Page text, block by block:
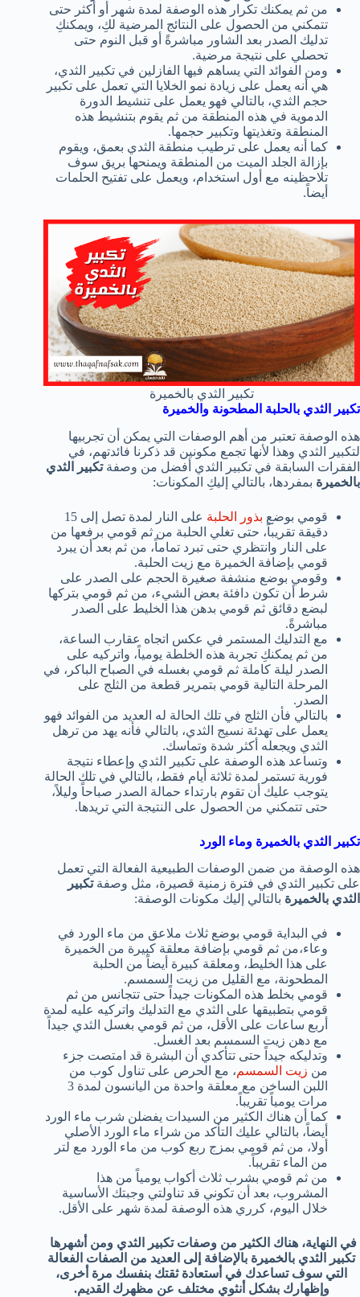
من ثم يمكنك تكرار هذه الوصفة لمدة شهر أو أكثر حتى
تتمكني من الحصول على النتائج المرضية لكِ، ويمكنكِ
تدليك الصدر بعد الشاور مباشرةً أو قبل النوم حتى
تحصلي على نتيجة مرضية.
ومن الفوائد التي يساهم فيها الفازلين في تكبير الثدي،
هي أنه يعمل على زيادة نمو الخلايا التي تعمل على تكبير
حجم الثدي، بالتالي فهو يعمل على تنشيط الدورة
الدموية في هذه المنطقة من ثم يقوم بتنشيط هذه
المنطقة وتغذيتها وتكبير حجمها.
كما أنه يعمل على ترطيب منطقة الثدي بعمق، ويقوم
بإزالة الجلد الميت من المنطقة ويمنحها بريق سوف
تلاحظينه مع أول استخدام، ويعمل على تفتيح الحلمات
أيضاً.
تكبير الثدي بالخميرة
تكبير الثدي بالحلبة المطحونة والخميرة
هذه الوصفة تعتبر من أهم الوصفات التي يمكن أن تجربيها
لتكبير الثدي وهذا لأنها تجمع مكونين قد ذكرنا فائدتهم، في
الفقرات السابقة في تكبير الثدي أفضل من وصفةتكبير الثدي
بالخميرة بمفردها، بالتالي إليكِ المكونات:
قومي بوضع بذور الحلبة
على النار لمدة تصل إلى 15
دقيقة تقريباً، حتى تغلي الحلبة من ثم قومي برفعها من
على النار وانتظري حتى تبرد تماماً، من ثم بعد أن يبرد
قومي بإضافة الخميرة مع زيت الحلبة.
وقومي بوضع منشفة صغيرة الحجم على الصدر على
شرط أن تكون دافئة بعض الشيء، من ثم قومي بتركها
لبضع دقائق ثم قومي بدهن هذا الخليط على الصدر
مباشرةً.
مع التدليك المستمر في عكس اتجاه عقارب الساعة،
من ثم يمكنكِ تجربة هذه الخلطة يومياً، واتركيه على
الصدر ليلة كاملة ثم قومي بغسله في الصباح الباكر، في
المرحلة التالية قومي بتمرير قطعة من الثلج على
الصدر.
بالتالي فأن الثلج في تلك الحالة له العديد من الفوائد فهو
يعمل على تهدئة نسيج الثدي، بالتالي فأنه يهد من ترهل
الثدي ويجعله أكثر شدة وتماسك.
وتساعد هذه الوصفة على تكبير الثدي وإعطاء نتيجة
فورية تستمر لمدة ثلاثة أيام فقط، بالتالي في تلك الحالة
يتوجب عليك أن تقوم بارتداء حمالة الصدر صباحاً وليلاً،
حتى تتمكني من الحصول على النتيجة التي تريدها.
تكبير الثدي بالخميرة وماء الورد
هذه الوصفة من ضمن الوصفات الطبيعية الفعالة التي تعمل
على تكبير الثدي في فترة زمنية قصيرة، مثل وصفةتكبير
الثدي بالخميرة بالتالي إليك مكونات الوصفة:
في البداية قومي بوضع ثلاث ملاعق من ماء الورد في
وعاء،من ثم قومي بإضافة معلقة كبيرة من الخميرة
على هذا الخليط، ومعلقة كبيرة أيضاً من الحلبة
المطحونة، مع القليل من زيت السمسم.
قومي بخلط هذه المكونات جيداً حتى تتجانس من ثم
قومي بتطبيقها على الثدي مع التدليك واتركيه عليه لمدة
أربع ساعات على الأقل، من ثم قومي بغسل الثدي جيداً
مع دهن زيت السمسم بعد الغسل.
وتدليكه جيداً حتى تتأكدي أن البشرة قد امتصت جزء
من زيت السمسم، مع الحرص على تناول كوب من
اللبن الساخن مع معلقة واحدة من اليانسون لمدة 3
مرات يومياً تقريباً.
كما أن هناك الكثير من السيدات يفضلن شرب ماء الورد
أيضاً، بالتالي عليك التأكد من شراء ماء الورد الأصلي
أولا، من ثم قومي بمزج ربع كوب من ماء الورد مع لتر
من الماء تقريباً.
من ثم قومي بشرب ثلاث أكواب يومياً من هذا
المشروب، بعد أن تكوني قد تناولتي وجبتك الأساسية
خلال اليوم، كرري هذه الوصفة لمدة شهر على الأقل.
في النهاية، هناك الكثير من وصفات تكبير الثدي ومن أشهرها
تكبير الثدي بالخميرة بالإضافة إلى العديد من الصفات الفعالة
التي سوف تساعدك في أستعادة ثقتك بنفسك مرة أخرى،
وإظهارك بشكل أنثوي مختلف عن مظهرك القديم.